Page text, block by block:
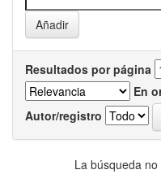
Resultados por página
En
Autor/registro
La búsqueda